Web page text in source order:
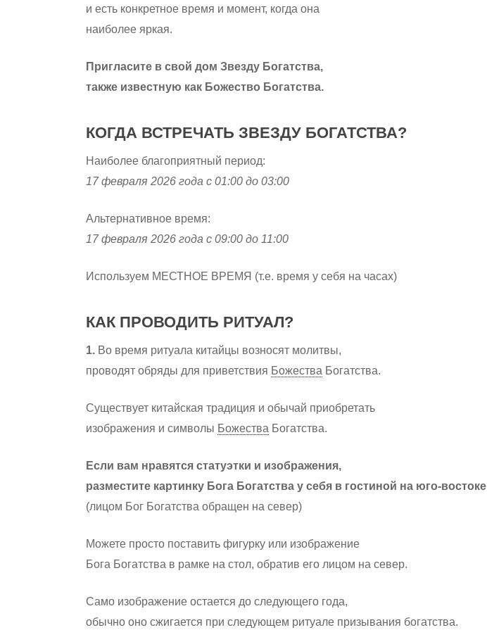
и есть конкретное время и момент, когда она
наиболее яркая.
Пригласите в свой дом Звезду Богатства,
также известную как Божество Богатства.
КОГДА ВСТРЕЧАТЬ ЗВЕЗДУ БОГАТСТВА?
Наиболее благоприятный период:
17 февраля 2026 года с 01:00 до 03:00
Альтернативное время:
17 февраля 2026 года с 09:00 до 11:00
Используем МЕСТНОЕ ВРЕМЯ (т.е. время у себя на часах)
КАК ПРОВОДИТЬ РИТУАЛ?
1. Во время ритуала китайцы возносят молитвы,
проводят обряды для приветствия Божества Богатства.
Существует китайская традиция и обычай приобретать
изображения и символы Божества Богатства.
Если вам нравятся статуэтки и изображения,
разместите картинку Бога Богатства у себя в гостиной на юго-востоке
(лицом Бог Богатства обращен на север)
Можете просто поставить фигурку или изображение
Бога Богатства в рамке на стол, обратив его лицом на север.
Само изображение остается до следующего года,
обычно оно сжигается при следующем ритуале призывания богатства.